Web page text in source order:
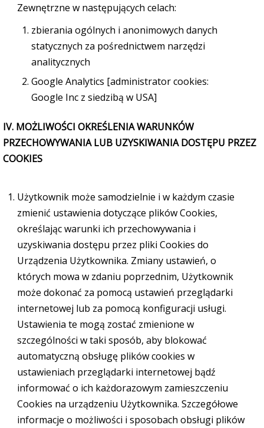
Zewnętrzne w następujących celach:
zbierania ogólnych i anonimowych danych
statycznych za pośrednictwem narzędzi
analitycznych
Google Analytics [administrator cookies:
Google Inc z siedzibą w USA]
IV. MOŻLIWOŚCI OKREŚLENIA WARUNKÓW
PRZECHOWYWANIA LUB UZYSKIWANIA DOSTĘPU PRZEZ
COOKIES
Użytkownik może samodzielnie i w każdym czasie
zmienić ustawienia dotyczące plików Cookies,
określając warunki ich przechowywania i
uzyskiwania dostępu przez pliki Cookies do
Urządzenia Użytkownika. Zmiany ustawień, o
których mowa w zdaniu poprzednim, Użytkownik
może dokonać za pomocą ustawień przeglądarki
internetowej lub za pomocą konfiguracji usługi.
Ustawienia te mogą zostać zmienione w
szczególności w taki sposób, aby blokować
automatyczną obsługę plików cookies w
ustawieniach przeglądarki internetowej bądź
informować o ich każdorazowym zamieszczeniu
Cookies na urządzeniu Użytkownika. Szczegółowe
informacje o możliwości i sposobach obsługi plików